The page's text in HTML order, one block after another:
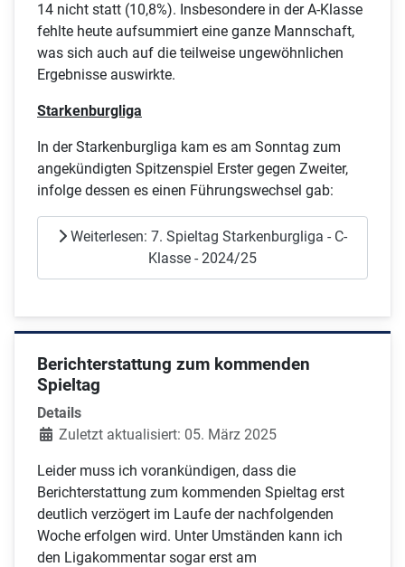
14 nicht statt (10,8%). Insbesondere in der A-Klasse
fehlte heute aufsummiert eine ganze Mannschaft,
was sich auch auf die teilweise ungewöhnlichen
Ergebnisse auswirkte.
Starkenburgliga
In der Starkenburgliga kam es am Sonntag zum
angekündigten Spitzenspiel Erster gegen Zweiter,
infolge dessen es einen Führungswechsel gab:
Weiterlesen: 7. Spieltag Starkenburgliga - C-
Klasse - 2024/25
Berichterstattung zum kommenden
Spieltag
Details
Zuletzt aktualisiert: 05. März 2025
Leider muss ich vorankündigen, dass die
Berichterstattung zum kommenden Spieltag erst
deutlich verzögert im Laufe der nachfolgenden
Woche erfolgen wird. Unter Umständen kann ich
den Ligakommentar sogar erst am